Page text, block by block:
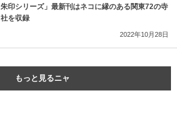
朱印シリーズ」最新刊はネコに縁のある関東72の寺
社を収録
2022年10月28日
もっと見るニャ